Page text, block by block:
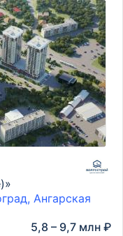
Ангарская
5,8 – 9,7 млн ₽